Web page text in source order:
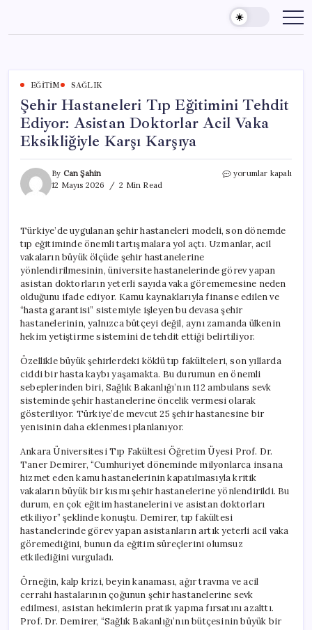
content
EĞITIM SAĞLIK
Şehir Hastaneleri Tıp Eğitimini Tehdit
Ediyor: Asistan Doktorlar Acil Vaka
Eksikliğiyle Karşı Karşıya
By Can Şahin
12 Mayıs 2026
2 Min Read
Şehir
Ediyor:
Asistan
Acil
Vaka
Eksikliğiyle
Karşı
Karşıya
için
yorumlar kapalı
Türkiye’de uygulanan şehir hastaneleri modeli, son dönemde
tıp eğitiminde önemli tartışmalara yol açtı. Uzmanlar, acil
vakaların büyük ölçüde şehir hastanelerine
yönlendirilmesinin, üniversite hastanelerinde görev yapan
asistan doktorların yeterli sayıda vaka görememesine neden
olduğunu ifade ediyor. Kamu kaynaklarıyla finanse edilen ve
“hasta garantisi” sistemiyle işleyen bu devasa şehir
hastanelerinin, yalnızca bütçeyi değil, aynı zamanda ülkenin
hekim yetiştirme sistemini de tehdit ettiği belirtiliyor.
Özellikle büyük şehirlerdeki köklü tıp fakülteleri, son yıllarda
ciddi bir hasta kaybı yaşamakta. Bu durumun en önemli
sebeplerinden biri, Sağlık Bakanlığı’nın 112 ambulans sevk
sisteminde şehir hastanelerine öncelik vermesi olarak
gösteriliyor. Türkiye’de mevcut 25 şehir hastanesine bir
yenisinin daha eklenmesi planlanıyor.
Ankara Üniversitesi Tıp Fakültesi Öğretim Üyesi Prof. Dr.
Taner Demirer, “Cumhuriyet döneminde milyonlarca insana
hizmet eden kamu hastanelerinin kapatılmasıyla kritik
vakaların büyük bir kısmı şehir hastanelerine yönlendirildi. Bu
durum, en çok eğitim hastanelerini ve asistan doktorları
etkiliyor” şeklinde konuştu. Demirer, tıp fakültesi
hastanelerinde görev yapan asistanların artık yeterli acil vaka
göremediğini, bunun da eğitim süreçlerini olumsuz
etkilediğini vurguladı.
Örneğin, kalp krizi, beyin kanaması, ağır travma ve acil
cerrahi hastalarının çoğunun şehir hastanelerine sevk
edilmesi, asistan hekimlerin pratik yapma fırsatını azalttı.
Prof. Dr. Demirer, “Sağlık Bakanlığı’nın bütçesinin büyük bir